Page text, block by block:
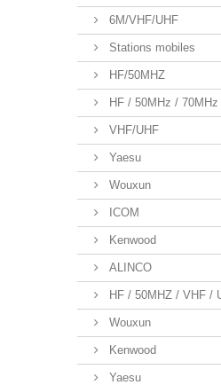
6M/VHF/UHF
Stations mobiles
HF/50MHZ
HF / 50MHz /
VHF/UHF
Yaesu
Wouxun
ICOM
Kenwood
ALINCO
HF / 50MHZ / VHF /
Wouxun
Kenwood
Yaesu